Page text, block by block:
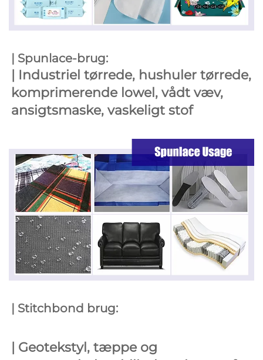
| Spunlace-brug:
| Industriel tørrede, hushuler tørrede,
komprimerende lowel, vådt væv,
ansigtsmaske, vaskeligt stof
| Stitchbond brug:
Geotekstyl, tæppe og